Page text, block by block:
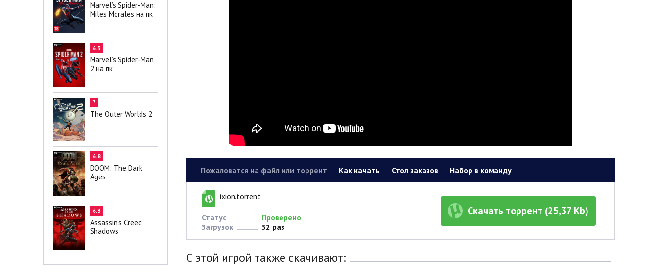
Marvel’s Spider-Man:
Miles Morales на пк
6.3
Marvel’s Spider-Man
2 на пк
7
The Outer Worlds 2
6.8
DOOM: The Dark
Ages
6.3
Assassin's Creed
Shadows
Пожаловатся на файл или торрент Как качать Стол заказов Набор в команду
ixion.torrent
Статус
Проверено
Загрузок
32 раз
Скачать торрент (25,37 Kb)
С этой игрой также скачивают: